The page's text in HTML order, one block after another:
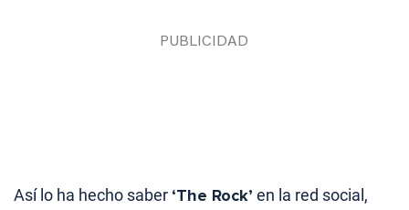
Así lo ha hecho saber ‘The Rock’ en la red social,